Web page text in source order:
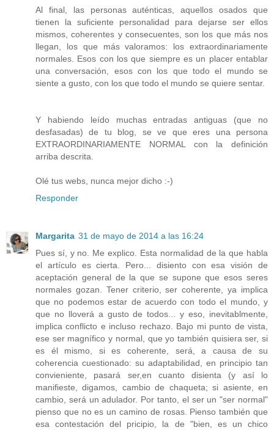
Al final, las personas auténticas, aquellos osados que
tienen la suficiente personalidad para dejarse ser ellos
mismos, coherentes y consecuentes, son los que más nos
llegan, los que más valoramos: los extraordinariamente
normales. Esos con los que siempre es un placer entablar
una conversación, esos con los que todo el mundo se
siente a gusto, con los que todo el mundo se quiere sentar.
Y habiendo leído muchas entradas antiguas (que no
desfasadas) de tu blog, se ve que eres una persona
EXTRAORDINARIAMENTE NORMAL con la definición
arriba descrita.
Olé tus webs, nunca mejor dicho :-)
Responder
Margarita 31 de mayo de 2014 a las 16:24
Pues sí, y no. Me explico. Esta normalidad de la que habla
el artículo es cierta. Pero... disiento con esa visión de
aceptación general de la que se supone que esos seres
normales gozan. Tener criterio, ser coherente, ya implica
que no podemos estar de acuerdo con todo el mundo, y
que no lloverá a gusto de todos... y eso, inevitablmente,
implica conflicto e incluso rechazo. Bajo mi punto de vista,
ese ser magnífico y normal, que yo también quisiera ser, si
es él mismo, si es coherente, será, a causa de su
coherencia cuestionado: su adaptabilidad, en principio tan
convieniente, pasará ser,en cuanto disienta (y así lo
manifieste, digamos, cambio de chaqueta; si asiente, en
cambio, será un adulador. Por tanto, el ser un "ser normal"
pienso que no es un camino de rosas. Pienso también que
esa contestación del pricipio, la de "bien, es un chico